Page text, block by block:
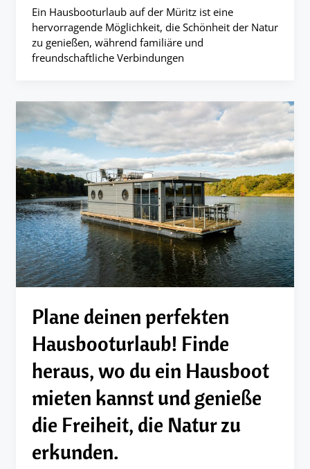
Ein Hausbooturlaub auf der Müritz ist eine
hervorragende Möglichkeit, die Schönheit der Natur
zu genießen, während familiäre und
freundschaftliche Verbindungen
Plane deinen perfekten
Hausbooturlaub! Finde
heraus, wo du ein Hausboot
mieten kannst und genieße
die Freiheit, die Natur zu
erkunden.